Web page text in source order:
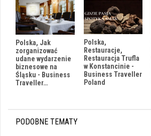
Polska, Jak
zorganizować
udane wydarzenie
biznesowe na
Śląsku - Business
Traveller…
Polska,
Restauracje,
Restauracja Trufla
w Konstancinie -
Business Traveller
Poland
PODOBNE TEMATY